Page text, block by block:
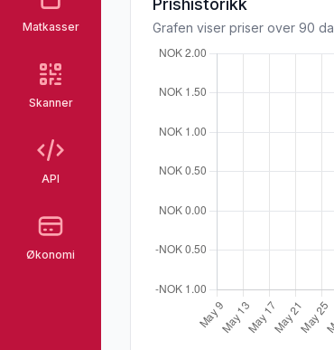
Matkasser
Skanner
API
Økonomi
Prishistorikk
Grafen viser priser over 90